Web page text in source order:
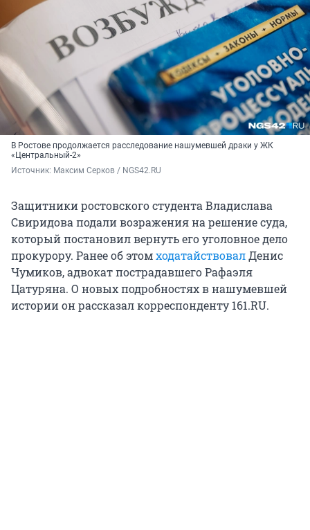
В Ростове продолжается расследование нашумевшей драки у ЖК
«Центральный-2»
Источник: Максим Серков / NGS42.RU
Защитники ростовского студента Владислава
Свиридова подали возражения на решение суда,
который постановил вернуть его уголовное дело
прокурору. Ранее об этомходатайствовалДенис
Чумиков, адвокат пострадавшего Рафаэля
Цатуряна. О новых подробностях в нашумевшей
истории он рассказал корреспонденту 161.RU.